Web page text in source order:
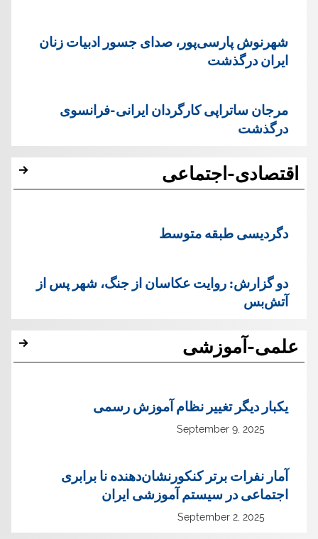
شهرنوش پارسی‌پور، صدای جسور ادبیات زنان
ایران درگذشت
مرجان ساتراپی کارگردان ایرانی-فرانسوی
درگذشت
اقتصادی-اجتماعی
دگردیسی طبقه متوسط
دو گزارش: روایت عکاسان از جنگ، شهر پس از
آتش‌بس
علمی-آموزشی
یک‏بار دیگر تغییر نظام آموزش رسمی
September 9, 2025
آمار نفرات برتر کنکورنشان‌دهنده نا برابری
اجتماعی در سیستم آموزشی ایران
September 2, 2025